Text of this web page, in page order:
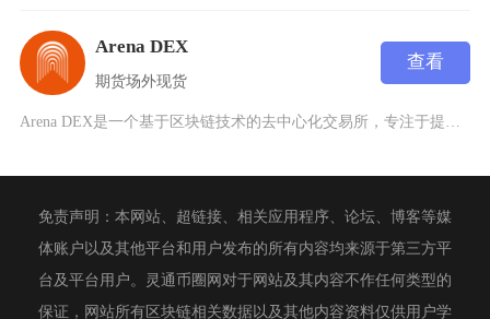
Arena DEX
期货场外现货
查看
免责声明：本网站、超链接、相关应用程序、论坛、博客等媒
体账户以及其他平台和用户发布的所有内容均来源于第三方平
台及平台用户。灵通币圈网对于网站及其内容不作任何类型的
保证，网站所有区块链相关数据以及其他内容资料仅供用户学